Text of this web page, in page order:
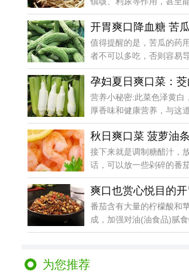
开胃爽口降血糖 苦
值得提醒的是，苦瓜的药
者不可以多吃，否则容易
孕妇夏日爽口菜：
营养小秘密:此菜色泽黄白
厚香味和健康营养，与这
秋日爽口菜 菠萝油
接下来就是调制糖醋汁，
话，可以放一些剁碎的番
爽口也赏心悦目的
番茄含有大量的柠檬酸和
成，加强对油(油食品)腻
为您推荐